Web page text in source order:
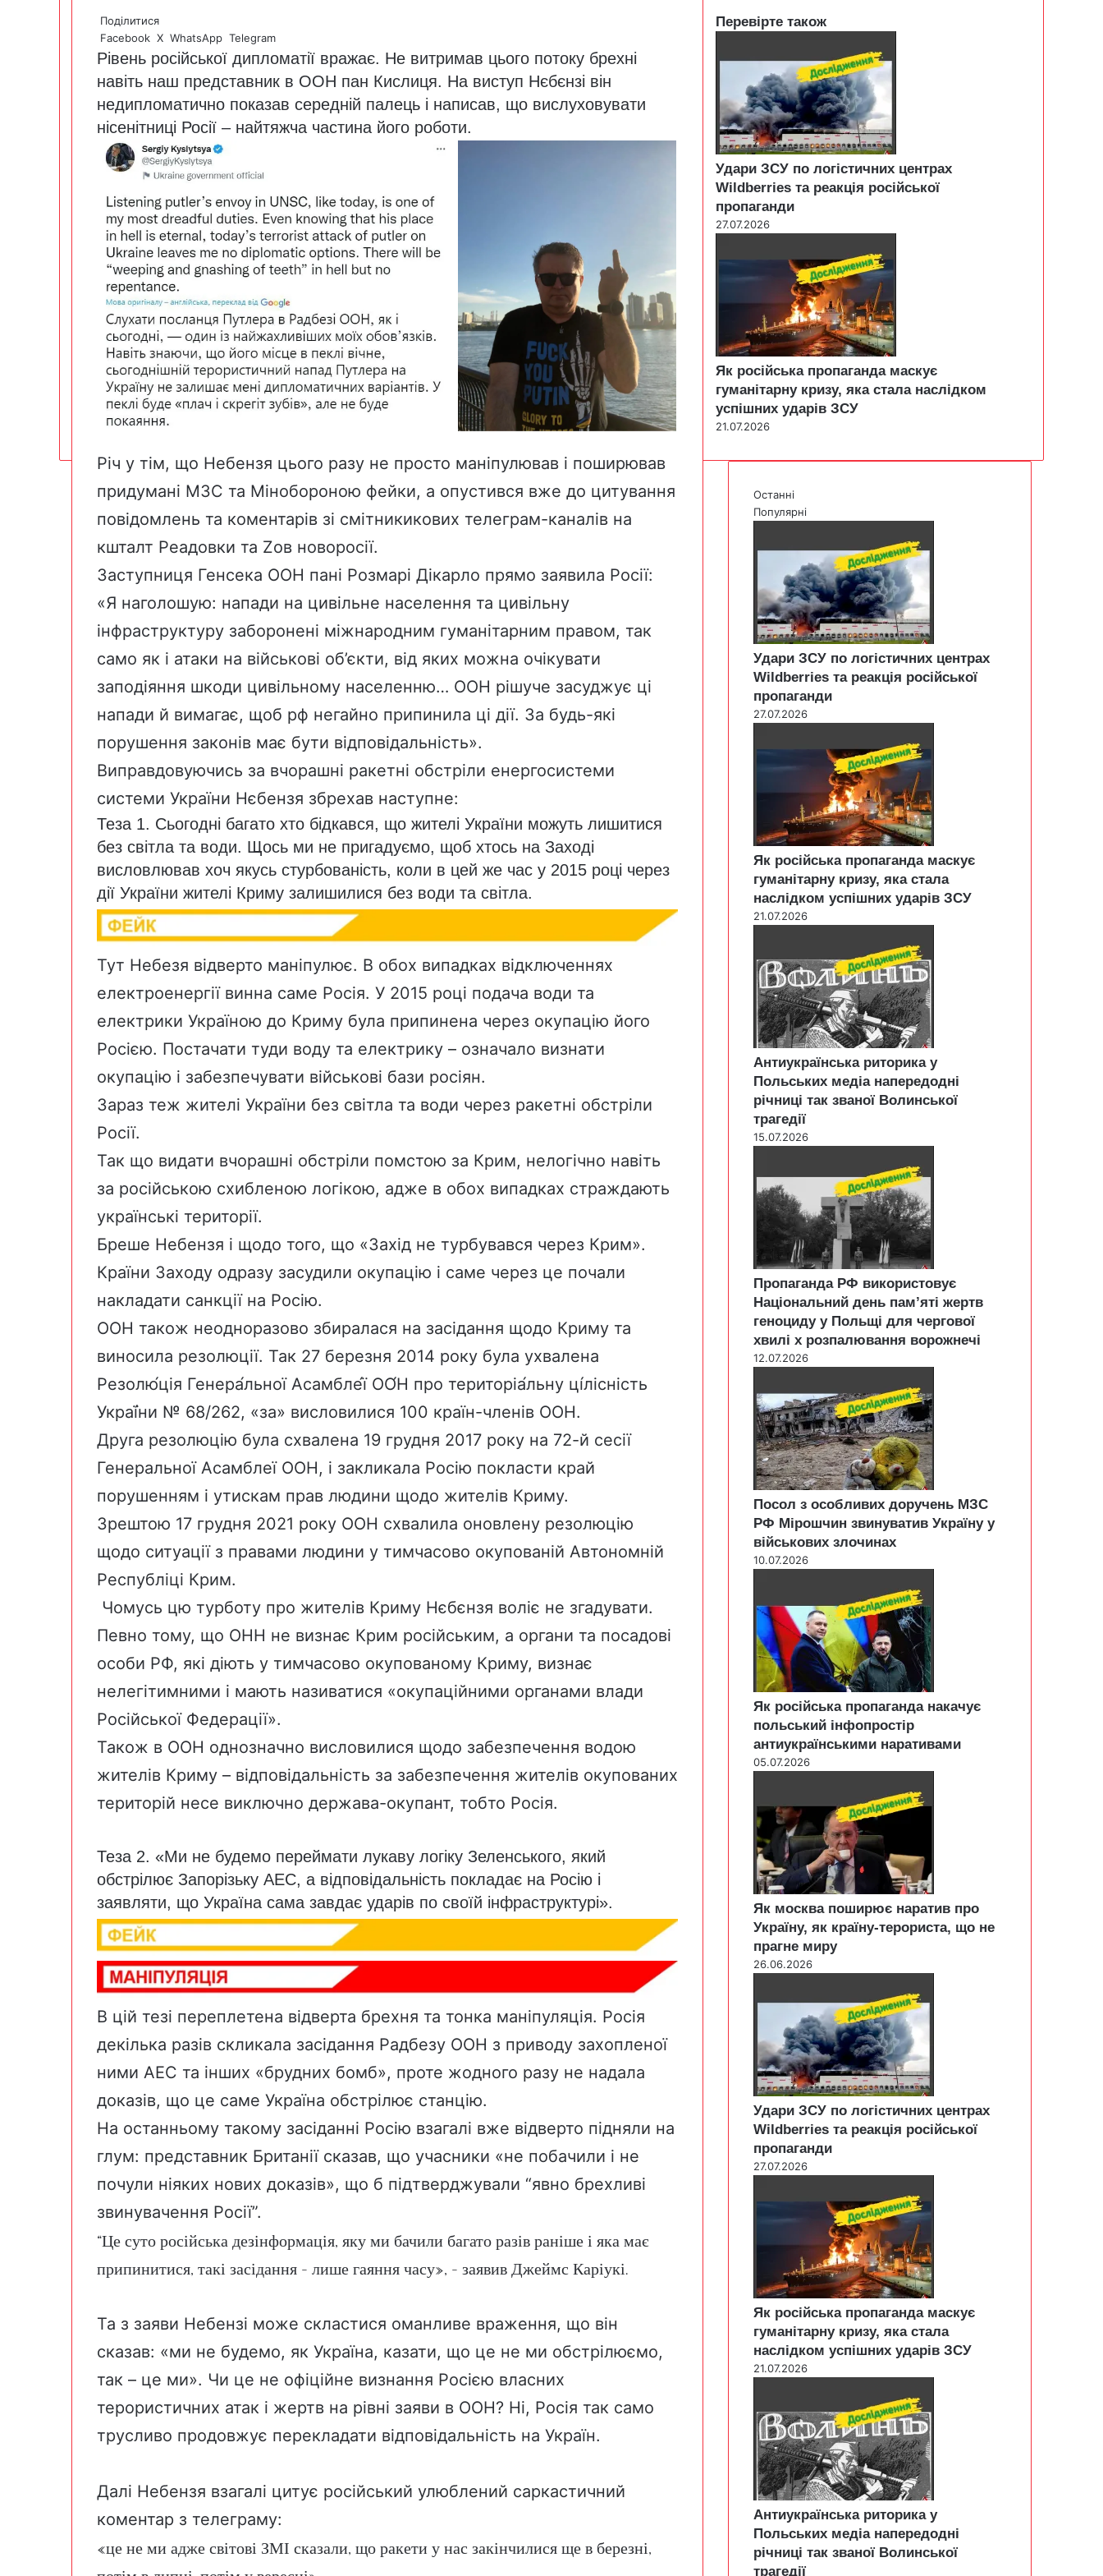
Поділитися
Facebook X WhatsApp Telegram
Рівень російської дипломатії вражає. Не витримав цього потоку брехні
навіть наш представник в ООН пан Кислиця. На виступ Нєбєнзі він
недипломатично показав середній палець і написав, що вислуховувати
нісенітниці Росії – найтяжча частина його роботи.
Річ у тім, що Небензя цього разу не просто маніпулював і поширював
придумані МЗС та Мінобороною фейки, а опустився вже до цитування
повідомлень та коментарів зі смітникикових телеграм-каналів на
кшталт Реадовки та Zов новоросії.
Заступниця Генсека ООН пані Розмарі Дікарло прямо заявила Росії:
«Я наголошую: напади на цивільне населення та цивільну
інфраструктуру заборонені міжнародним гуманітарним правом, так
само як і атаки на військові об’єкти, від яких можна очікувати
заподіяння шкоди цивільному населенню… ООН рішуче засуджує ці
напади й вимагає, щоб рф негайно припинила ці дії. За будь-які
порушення законів має бути відповідальність».
Виправдовуючись за вчорашні ракетні обстріли енергосистеми
системи України Нєбензя збрехав наступне:
Теза 1. Сьогодні багато хто бідкався, що жителі України можуть лишитися
без світла та води. Щось ми не пригадуємо, щоб хтось на Заході
висловлював хоч якусь стурбованість, коли в цей же час у 2015 році через
дії України жителі Криму залишилися без води та світла.
Тут Небезя відверто маніпулює. В обох випадках відключенняx
електроенергії винна саме Росія. У 2015 році подача води та
електрики Україною до Криму була припинена через окупацію його
Росією. Постачати туди воду та електрику – означало визнати
окупацію і забезпечувати військові бази росіян.
Зараз теж жителі України без світла та води через ракетні обстріли
Росії.
Так що видати вчорашні обстріли помстою за Крим, нелогічно навіть
за російською схибленою логікою, адже в обох випадках страждають
українські території.
Бреше Небензя і щодо того, що «Захід не турбувався через Крим».
Країни Заходу одразу засудили окупацію і саме через це почали
накладати санкції на Росію.
ООН також неодноразово збиралася на засідання щодо Криму та
виносила резолюції. Так 27 березня 2014 року була ухвалена
Резолю́ція Генера́льної Асамбле́ї ОО́Н про територіа́льну ці́лісність
Украї́ни № 68/262, «за» висловилися 100 країн-членів ООН.
Друга резолюцію була схвалена 19 грудня 2017 року на 72-й сесії
Генеральної Асамблеї ООН, і закликала Росію покласти край
порушенням і утискам прав людини щодо жителів Криму.
Зрештою 17 грудня 2021 року ООН схвалила оновлену резолюцію
щодо ситуації з правами людини у тимчасово окупованій Автономній
Республіці Крим.
Чомусь цю турботу про жителів Криму Нєбєнзя воліє не згадувати.
Певно тому, що ОНН не визнає Крим російським, а органи та посадові
особи РФ, які діють у тимчасово окупованому Криму, визнає
нелегітимними і мають називатися «окупаційними органами влади
Російської Федерації».
Також в ООН однозначно висловилися щодо забезпечення водою
жителів Криму – відповідальність за забезпечення жителів окупованих
територій несе виключно держава-окупант, тобто Росія.
Теза 2. «Ми не будемо переймати лукаву логіку Зеленського, який
обстрілює Запорізьку АЕС, а відповідальність покладає на Росію і
заявляти, що Україна сама завдає ударів по своїй інфраструктурі».
В цій тезі переплетена відверта брехня та тонка маніпуляція. Росія
декілька разів скликала засідання Радбезу ООН з приводу захопленої
ними АЕС та інших «брудних бомб», проте жодного разу не надала
доказів, що це саме Україна обстрілює станцію.
На останньому такому засіданні Росію взагалі вже відверто підняли на
глум: представник Британії сказав, що учасники «не побачили і не
почули ніяких нових доказів», що б підтверджували “явно брехливі
звинувачення Росії”.
“Це суто російська дезінформація, яку ми бачили багато разів раніше і яка має
припинитися, такі засідання – лише гаяння часу», – заявив Джеймс Каріукі.
Та з заяви Небензі може скластися оманливе враження, що він
сказав: «ми не будемо, як Україна, казати, що це не ми обстрілюємо,
так – це ми». Чи це не офіційне визнання Росією власних
терористичних атак і жертв на рівні заяви в ООН? Ні, Росія так само
трусливо продовжує перекладати відповідальність на Україн.
Далі Небензя взагалі цитує російський улюблений саркастичний
коментар з телеграму:
«це не ми адже світові ЗМІ сказали, що ракети у нас закінчилися ще в березні,
Перевірте також
Удари ЗСУ по логістичних центрах
Wildberries та реакція російської
пропаганди
27.07.2026
Як російська пропаганда маскує
гуманітарну кризу, яка стала наслідком
успішних ударів ЗСУ
21.07.2026
Останні
Популярні
Удари ЗСУ по логістичних центрах
Wildberries та реакція російської
пропаганди
27.07.2026
Як російська пропаганда маскує
гуманітарну кризу, яка стала
наслідком успішних ударів ЗСУ
21.07.2026
Антиукраїнська риторика у
Польських медіа напередодні
річниці так званої Волинської
трагедії
15.07.2026
Пропаганда РФ використовує
Національний день пам’яті жертв
геноциду у Польщі для чергової
хвилі х розпалювання ворожнечі
12.07.2026
Посол з особливих доручень МЗС
РФ Мірошчин звинуватив Україну у
військових злочинах
10.07.2026
Як російська пропаганда накачує
польський інфопростір
антиукраїнськими наративами
05.07.2026
Як москва поширює наратив про
Україну, як країну-терориста, що не
прагне миру
26.06.2026
Удари ЗСУ по логістичних центрах
Wildberries та реакція російської
пропаганди
27.07.2026
Як російська пропаганда маскує
гуманітарну кризу, яка стала
наслідком успішних ударів ЗСУ
21.07.2026
Антиукраїнська риторика у
Польських медіа напередодні
річниці так званої Волинської
трагедії